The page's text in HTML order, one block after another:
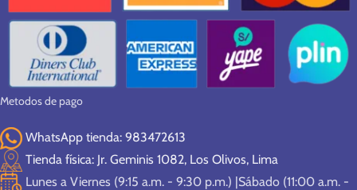
Metodos de pago
WhatsApp tienda: 983472613
Tienda física: Jr. Geminis 1082, Los Olivos, Lima
Lunes a Viernes (9:15 a.m. - 9:30 p.m.) |Sábado (11:00 a.m. -